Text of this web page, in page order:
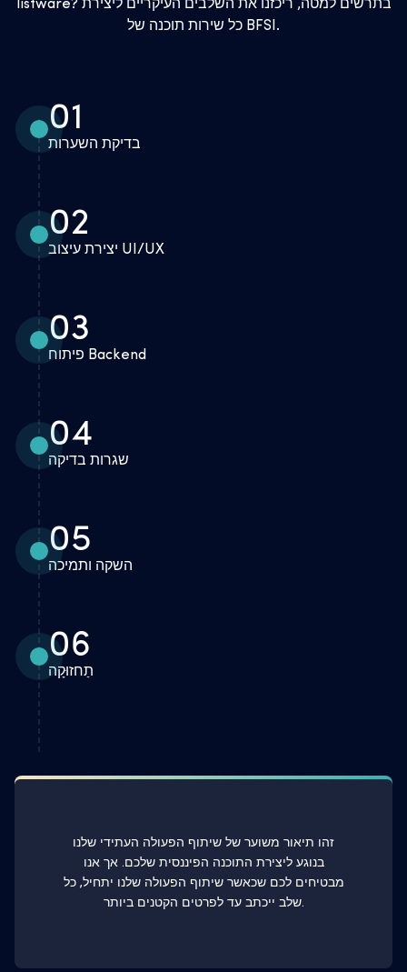
listware? בתרשים למטה, ריכזנו את השלבים העיקריים ליצירת
כל שירות תוכנה של BFSI.
01
בדיקת השערות
02
יצירת עיצוב UI/UX
03
פיתוח Backend
04
שגרות בדיקה
05
השקה ותמיכה
06
תַחזוּקָה
זהו תיאור משוער של שיתוף הפעולה העתידי שלנו
בנוגע ליצירת התוכנה הפיננסית שלכם. אך אנו
מבטיחים לכם שכאשר שיתוף הפעולה שלנו יתחיל, כל
שלב ייכתב עד לפרטים הקטנים ביותר.